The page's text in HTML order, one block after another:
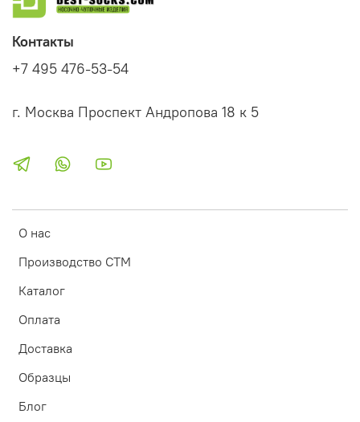
О нас
Производство СТМ
Каталог
Оплата
Доставка
Образцы
Блог
Контакты
+7 495 476-53-54
г. Москва Проспект Андропова 18 к 5